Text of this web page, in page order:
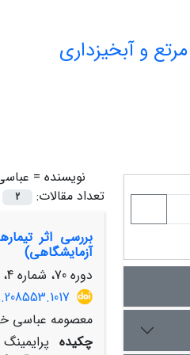
و آبخیزداری
نویسنده =
تعداد مقالات:
2
آزمایشگاهی)
دوره 70، شماره 4، زمستان 1396، صفحه
معصومه عباسی
چکیده